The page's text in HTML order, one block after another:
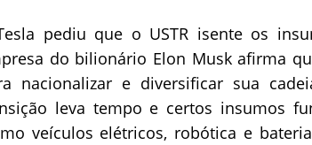
pediu que o USTR isente os
do bilionário Elon Musk afirma
nacionalizar e diversificar sua
leva tempo e certos insumos
veículos elétricos, robótica e